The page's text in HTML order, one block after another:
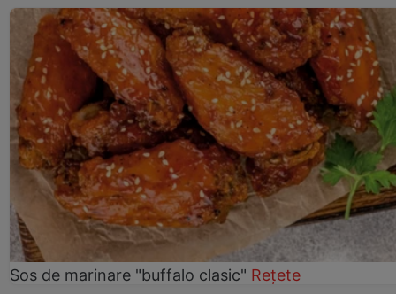
Sos de marinare "buffalo clasic" Rețete